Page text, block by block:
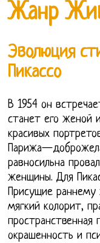
Жанр
Эволюция
Пикассо
В 1954 он
станет его женой
красивых
равносильна
женщины. Для
Присущие раннему
мягкий колорит,
пространственная
окрашенность и